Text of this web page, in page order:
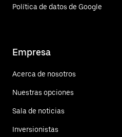
Política de datos de Google
Empresa
Acerca de nosotros
Nuestras opciones
Sala de noticias
Inversionistas